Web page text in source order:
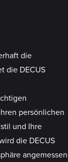
die
die DECUS
persönlichen
und Ihre
die DECUS
angemessen